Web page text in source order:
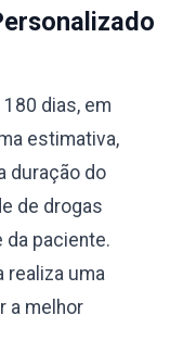
dias, em
estimativa,
duração do
de drogas
da paciente.
realiza uma
a melhor